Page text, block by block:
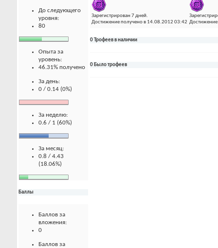
До следующего
уровня:
80
Опыта за
уровень:
46.31% получено
За день:
0 / 0.14 (0%)
За неделю:
0.6 / 1 (60%)
За месяц:
0.8 / 4.43
(18.06%)
Баллы
Баллов за
вложения:
0
Баллов за
Зарегистрирован 7 дней.
Достижение получено в 14.08.2012 03:42
0 Трофеев в наличии
0 Было трофеев